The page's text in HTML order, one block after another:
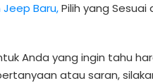
Baru,Pilih yang
Anda yang ingin tahu
atau saran,